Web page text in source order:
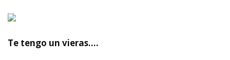
Te tengo un vieras….